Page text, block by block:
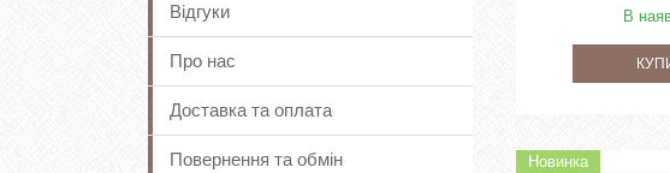
В
Новинка
Відгуки
Про нас
Доставка та оплата
Повернення та обмін